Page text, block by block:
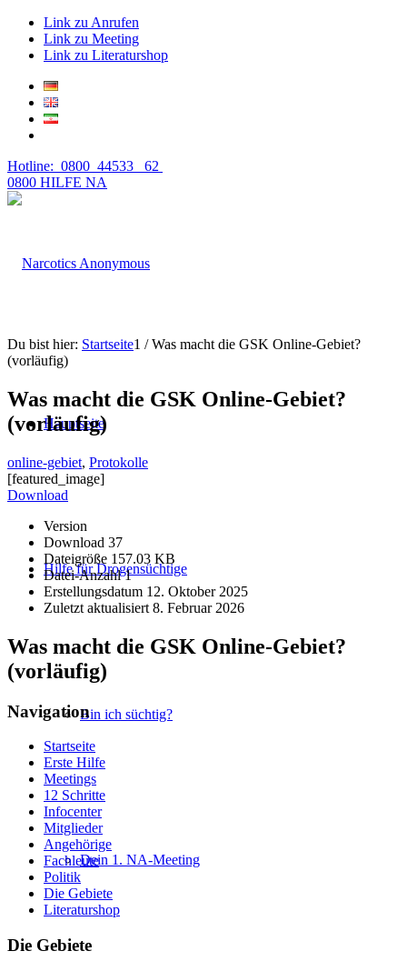
Link zu Anrufen
Link zu Meeting
Link zu Literaturshop
Hotline: 0800 44533 62
0800 HILFE NA
Hauptseite
Hilfe für Drogensüchtige
Bin ich süchtig?
Dein 1. NA-Meeting
Du bist hier: Startseite1 / Was macht die GSK Online-Gebiet?
(vorläufig)
Was macht die GSK Online-Gebiet?
(vorläufig)
online-gebiet, Protokolle
[featured_image]
Download
Version
Download 37
Dateigröße 157.03 KB
Datei-Anzahl1
Erstellungsdatum 12. Oktober 2025
Zuletzt aktualisiert 8. Februar 2026
Was macht die GSK Online-Gebiet?
(vorläufig)
Navigation
Startseite
Erste Hilfe
Meetings
12 Schritte
Infocenter
Mitglieder
Angehörige
Fachleute
Politik
Die Gebiete
Literaturshop
Die Gebiete